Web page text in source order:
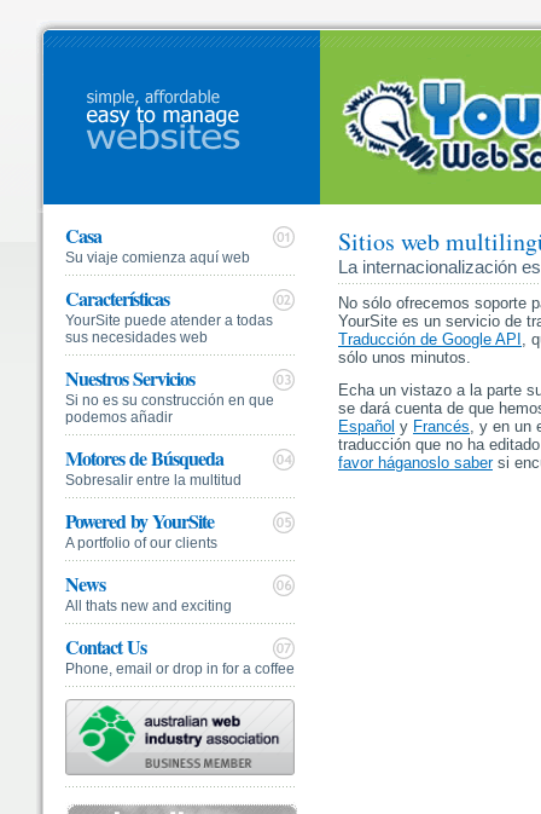
Casa
Su viaje comienza aquí web
Características
YourSite puede atender a todas
sus necesidades web
Nuestros Servicios
Si no es su construcción en que
podemos añadir
Motores de Búsqueda
Sobresalir entre la multitud
Powered by YourSite
A portfolio of our clients
News
All thats new and exciting
Contact Us
Phone, email or drop in for a coffee
Sitios web
La internacionalización
No sólo ofrecemos soporte
YourSite es un servicio de
Traducción de Google API ,
sólo unos minutos.
Echa un vistazo a la parte
se dará cuenta de que
Español y Francés, y en un
traducción que no ha
favor háganoslo sabersi